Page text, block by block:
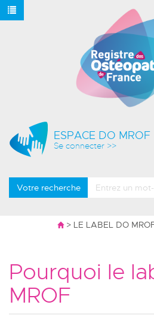
ESPACE DO MROF
Se connecter >>
Votre recherche
> LE LABEL DO
Pourquoi le
MROF